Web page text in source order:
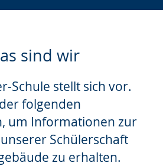
sind wir
Schule stellt sich vor.
folgenden
um Informationen zur
Schülerschaft
zu erhalten.